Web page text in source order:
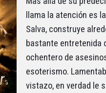
llama la atención es
Salva, construye
bastante entretenida
ochentero de
esoterismo.
vistazo, en verdad le